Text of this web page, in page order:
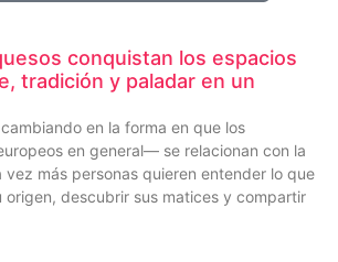
conquistan los espacios
tradición y paladar en un
en la forma en que los
en general— se relacionan con la
vez más personas quieren entender lo que
origen, descubrir sus matices y compartir